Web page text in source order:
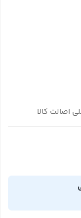
اصالت کالا